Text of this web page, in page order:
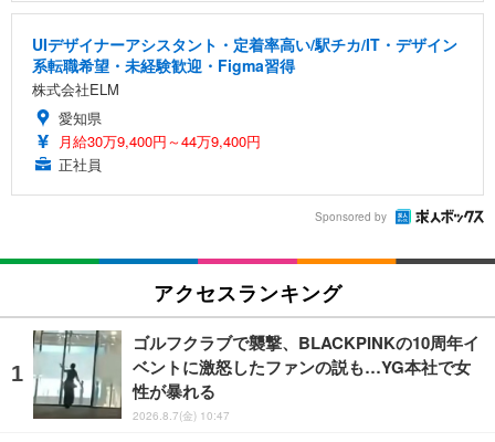
UIデザイナーアシスタント・定着率高い/駅チカ/IT・デザイン
系転職希望・未経験歓迎・Figma習得
株式会社ELM
愛知県
月給30万9,400円～44万9,400円
正社員
Sponsored by
アクセスランキング
ゴルフクラブで襲撃、BLACKPINKの10周年イ
ベントに激怒したファンの説も…YG本社で女
性が暴れる
2026.8.7(金) 10:47